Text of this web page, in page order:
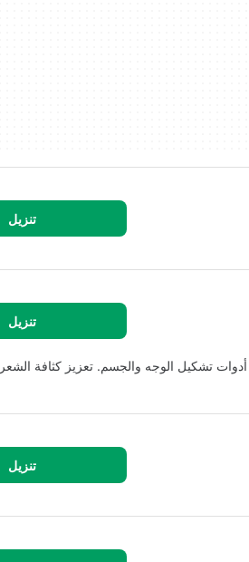
تنزيل
تنزيل
تشكيل الوجه والجسم. تعزيز كثافة
تنزيل